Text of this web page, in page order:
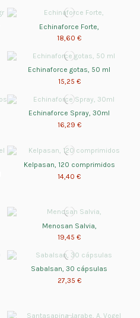
Echinaforce Forte,
18,60 €
Echinaforce gotas, 50 ml
15,25 €
Echinaforce Spray, 30ml
16,29 €
Kelpasan, 120 comprimidos
14,40 €
Menosan Salvia,
19,45 €
Sabalsan, 30 cápsulas
27,35 €